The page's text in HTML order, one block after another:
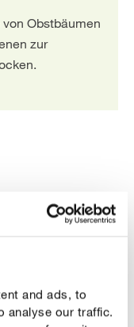
and ads, to
analyse our traffic.
Obstbäumen
zur
wenn es
kontinuierlich
jedoch, zu